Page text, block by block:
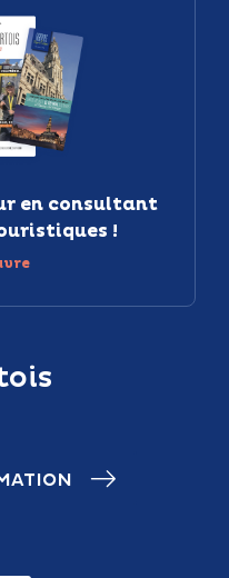
en consultant
!